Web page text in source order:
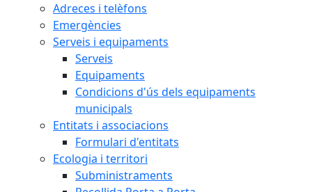
Adreces i telèfons
Emergències
Serveis i equipaments
Serveis
Equipaments
Condicions d'ús dels equipaments
municipals
Entitats i associacions
Formulari d'entitats
Ecologia i territori
Subministraments